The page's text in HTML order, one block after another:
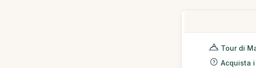
Tour di
Acquista